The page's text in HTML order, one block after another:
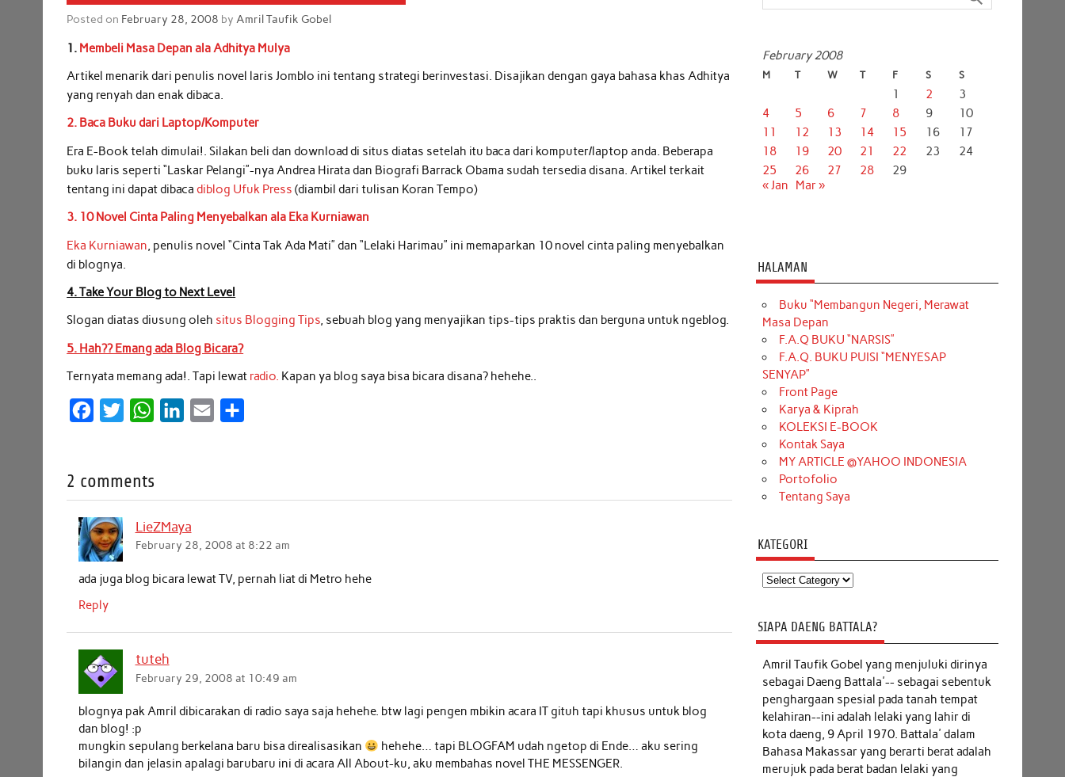
Posted on February 28, 2008 byAmril Taufik Gobel
1. Membeli Masa Depan ala Adhitya Mulya
Artikel menarik dari penulis novel laris Jomblo ini tentang strategi berinvestasi. Disajikan dengan gaya bahasa khas Adhitya
yang renyah dan enak dibaca.
2. Baca Buku dari Laptop/Komputer
Era E-Book telah dimulai!. Silakan beli dan download di situs diatas setelah itu baca dari komputer/laptop anda. Beberapa
buku laris seperti “Laskar Pelangi”-nya Andrea Hirata dan Biografi Barrack Obama sudah tersedia disana. Artikel terkait
tentang ini dapat dibacadiblog Ufuk Press(diambil dari tulisan Koran Tempo)
3. 10 Novel Cinta Paling Menyebalkan ala Eka Kurniawan
Eka Kurniawan , penulis novel “Cinta Tak Ada Mati” dan “Lelaki Harimau” ini memaparkan 10 novel cinta paling menyebalkan
di blognya.
4. Take Your Blog to Next Level
Slogan diatas diusung oleh situs Blogging Tips, sebuah blog yang menyajikan tips-tips praktis dan berguna untuk ngeblog.
5. Hah?? Emang ada Blog Bicara?
Ternyata memang ada!. Tapi lewat radio. Kapan ya blog saya bisa bicara disana? hehehe..
e
b
o
o
k
t
t
W
s
A
p
p
e
d
I
n
l
e
2 comments
LieZMaya
February 28, 2008 at 8:22 am
ada juga blog bicara lewat TV, pernah liat di Metro hehe
Reply
tuteh
February 29, 2008 at 10:49 am
blognya pak Amril dibicarakan di radio saya saja hehehe. btw lagi pengen mbikin acara IT gituh tapi khusus untuk blog
dan blog! :p
mungkin sepulang berkelana baru bisa direalisasikan
hehehe… tapi BLOGFAM udah ngetop di Ende… aku sering
bilangin dan jelasin apalagi barubaru ini di acara All About-ku, aku membahas novel THE MESSENGER.
February 2008
M T W T F S S
1 2
3
4
5 6 7 8 9
10
11
12 13 14 15 16
17
18
19 20 21 22 23
24
25
26 27 28
29
« Jan
Mar »
HALAMAN
Buku “Membangun Negeri, Merawat
Masa Depan
F.A.Q BUKU “NARSIS”
F.A.Q. BUKU PUISI “MENYESAP
SENYAP”
Front Page
Karya & Kiprah
KOLEKSI E-BOOK
Kontak Saya
MY ARTICLE @YAHOO INDONESIA
Portofolio
Tentang Saya
KATEGORI
Kategori
SIAPA DAENG BATTALA?
Amril Taufik Gobel yang menjuluki dirinya
sebagai Daeng Battala'-- sebagai sebentuk
penghargaan spesial pada tanah tempat
kelahiran--ini adalah lelaki yang lahir di
kota daeng, 9 April 1970. Battala' dalam
Bahasa Makassar yang berarti berat adalah
merujuk pada berat badan lelaki yang